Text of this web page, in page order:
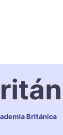
Británica